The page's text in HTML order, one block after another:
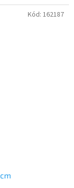
Kód: 162187